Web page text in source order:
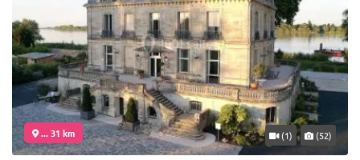
... 31 km (1) (52)